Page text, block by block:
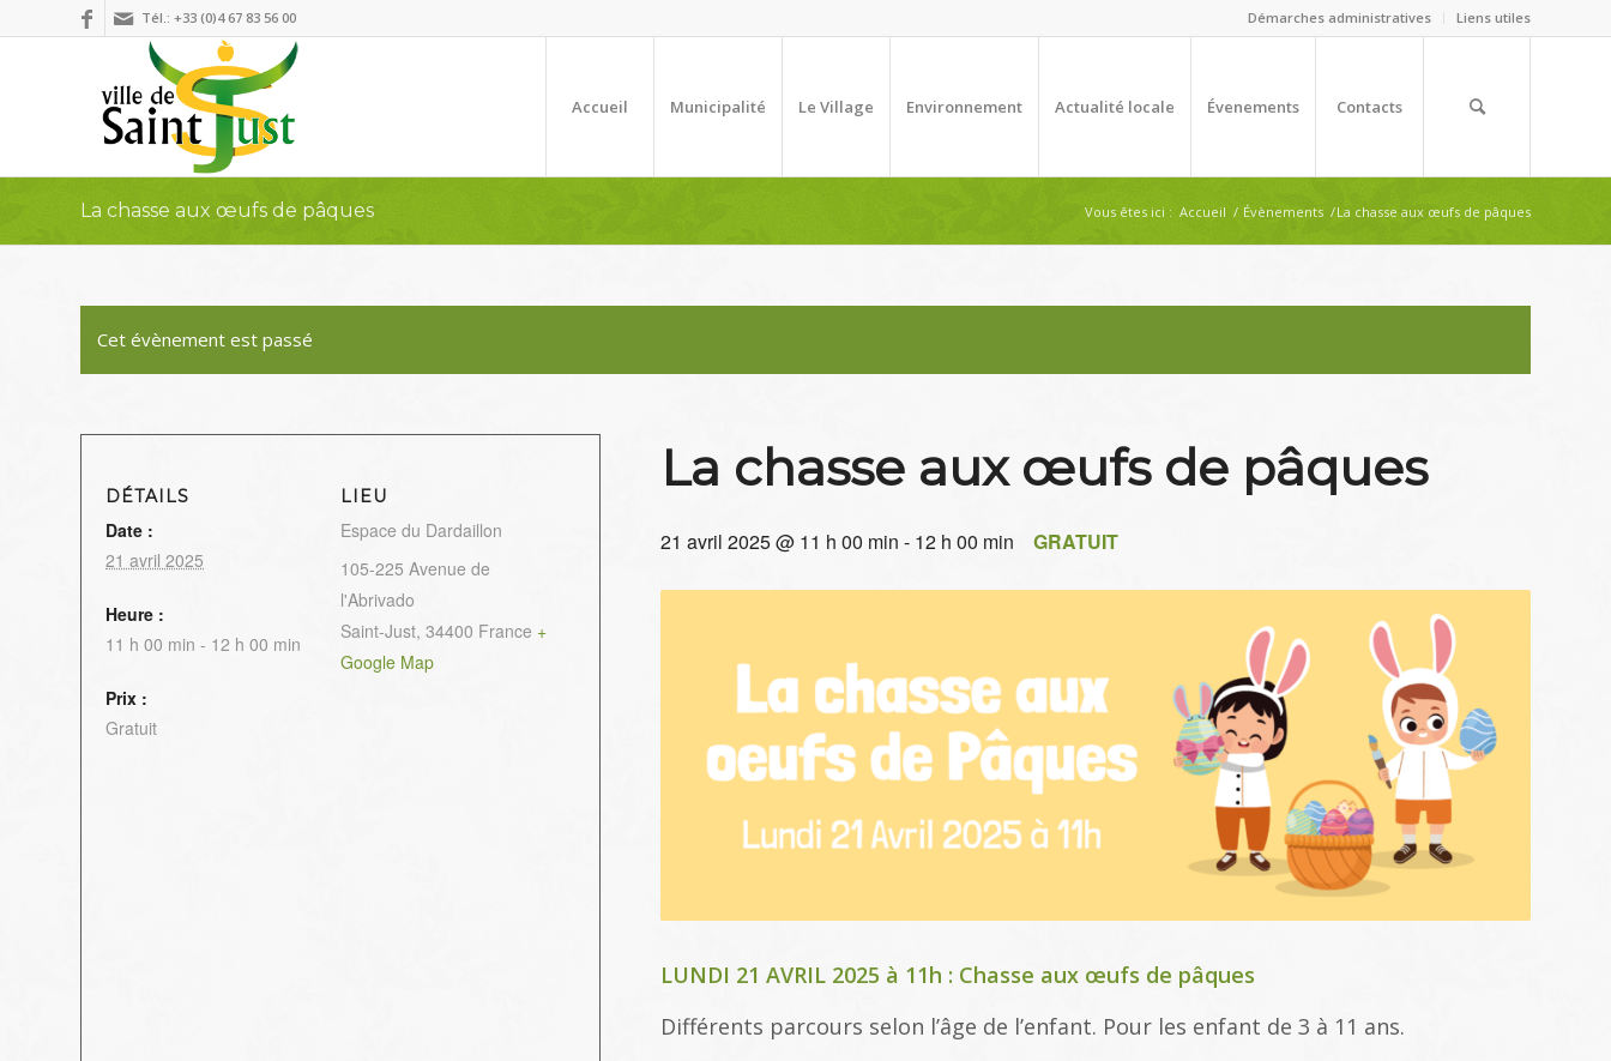
Démarches administratives Liens utiles
Tél.: +33 (0)4 67 83 56 00
Accueil Municipalité Le Village Environnement Actualité locale Évenements Contacts
La chasse aux œufs de pâques Vous êtes ici : Accueil / Évènements /La chasse aux œufs de pâques
Cet évènement est passé
La chasse aux œufs de pâques
21 avril 2025 @ 11 h 00 min - 12 h 00 min GRATUIT
LUNDI 21 AVRIL 2025 à 11h : Chasse aux œufs de pâques
Différents parcours selon l’âge de l’enfant. Pour les enfant de 3 à 11 ans.
DÉTAILS
Date :
21 avril 2025
Heure :
11 h 00 min - 12 h 00 min
Prix :
Gratuit
LIEU
Espace du Dardaillon
105-225 Avenue de
l'Abrivado
Saint-Just, 34400 France +
Google Map